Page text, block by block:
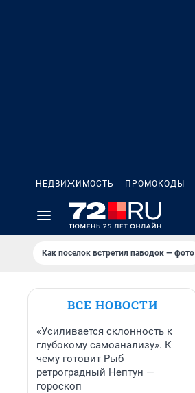
НЕДВИЖИМОСТЬ ПРОМОКОДЫ
Как поселок встретил паводок — фото
ВСЕ НОВОСТИ
«Усиливается склонность к
глубокому самоанализу». К
чему готовит Рыб
ретроградный Нептун —
гороскоп